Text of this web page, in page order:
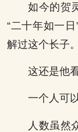
如今的贺
“二十年如一
解过这个长子。
这还是他
一个人可
人数虽然